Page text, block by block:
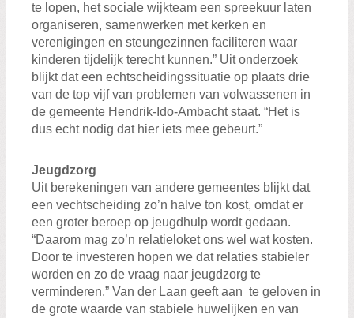
te lopen, het sociale wijkteam een spreekuur laten
organiseren, samenwerken met kerken en
verenigingen en steungezinnen faciliteren waar
kinderen tijdelijk terecht kunnen.” Uit onderzoek
blijkt dat een echtscheidingssituatie op plaats drie
van de top vijf van problemen van volwassenen in
de gemeente Hendrik-Ido-Ambacht staat. “Het is
dus echt nodig dat hier iets mee gebeurt.”
Jeugdzorg
Uit berekeningen van andere gemeentes blijkt dat
een vechtscheiding zo’n halve ton kost, omdat er
een groter beroep op jeugdhulp wordt gedaan.
“Daarom mag zo’n relatieloket ons wel wat kosten.
Door te investeren hopen we dat relaties stabieler
worden en zo de vraag naar jeugdzorg te
verminderen.” Van der Laan geeft aan te geloven in
de grote waarde van stabiele huwelijken en van